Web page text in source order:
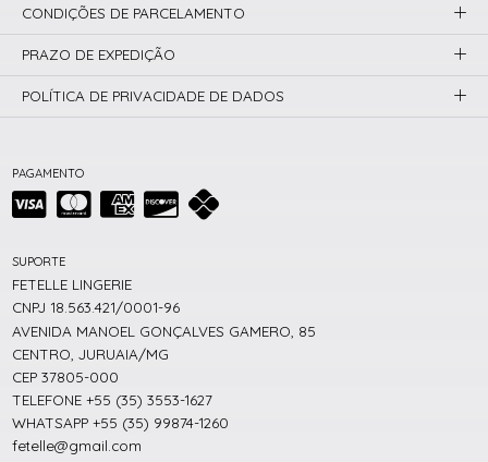
PAGAMENTO
SUPORTE
FETELLE LINGERIE
CNPJ 18.563.421/0001-96
AVENIDA MANOEL GONÇALVES GAMERO, 85
CENTRO, JURUAIA/MG
CEP 37805-000
TELEFONE +55 (35) 3553-1627
WHATSAPP +55 (35) 99874-1260
fetelle@gmail.com
CONDIÇÕES DE PARCELAMENTO
PRAZO DE EXPEDIÇÃO
POLÍTICA DE PRIVACIDADE DE DADOS